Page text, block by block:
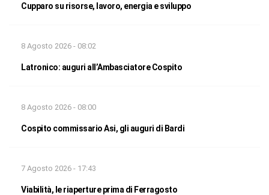
Cupparo su risorse, lavoro, energia e sviluppo
8 Agosto 2026 - 08:02
Latronico: auguri all’Ambasciatore Cospito
8 Agosto 2026 - 08:00
Cospito commissario Asi, gli auguri di Bardi
7 Agosto 2026 - 17:43
Viabilità, le riaperture prima di Ferragosto